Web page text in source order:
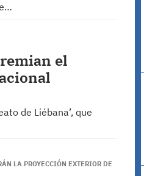
el
de Liébana’, que
LA PROYECCIÓN EXTERIOR DE